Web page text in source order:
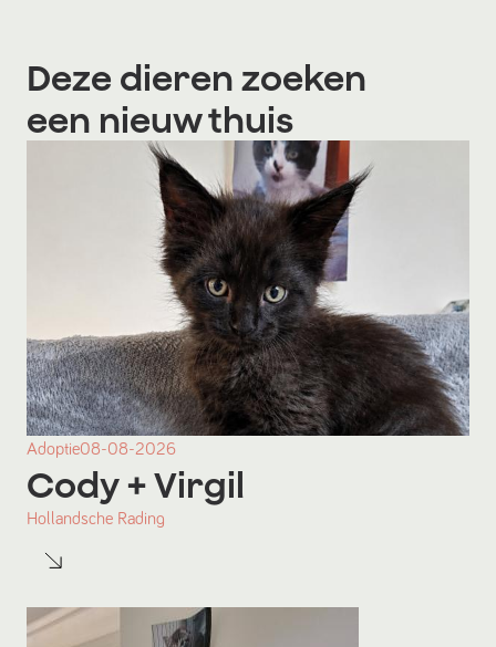
Deze dieren zoeken
een nieuw thuis
Adoptie08-08-2026
Cody+ Virgil
Hollandsche Rading